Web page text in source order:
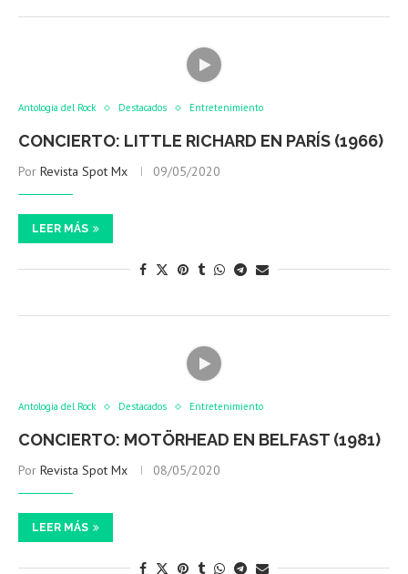
Antología del Rock Destacados Entretenimiento
CONCIERTO: LITTLE RICHARD EN PARÍS (1966)
Por Revista Spot Mx 09/05/2020
LEER MÁS
Antología del Rock Destacados Entretenimiento
CONCIERTO: MOTÖRHEAD EN BELFAST (1981)
Por Revista Spot Mx 08/05/2020
LEER MÁS